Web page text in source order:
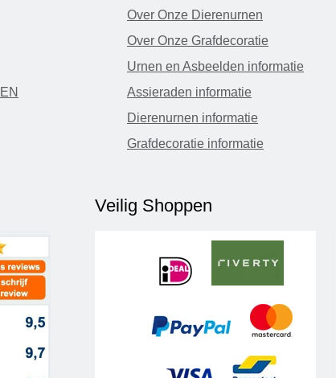
Over Onze Dierenurnen
Over Onze Grafdecoratie
Urnen en Asbeelden informatie
Assieraden informatie
Dierenurnen informatie
Grafdecoratie informatie
Veilig Shoppen